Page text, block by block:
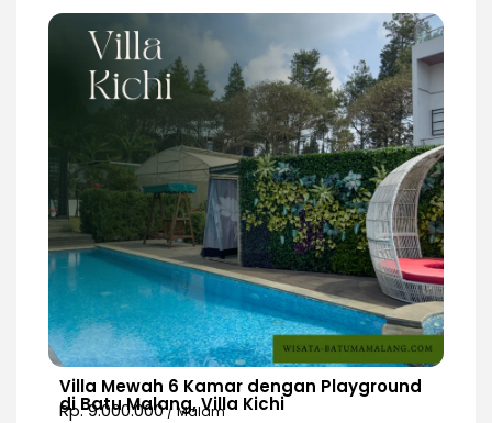
Villa Mewah 6 Kamar dengan Playground
di Batu Malang, Villa Kichi
Rp. 9.000.000/ Malam